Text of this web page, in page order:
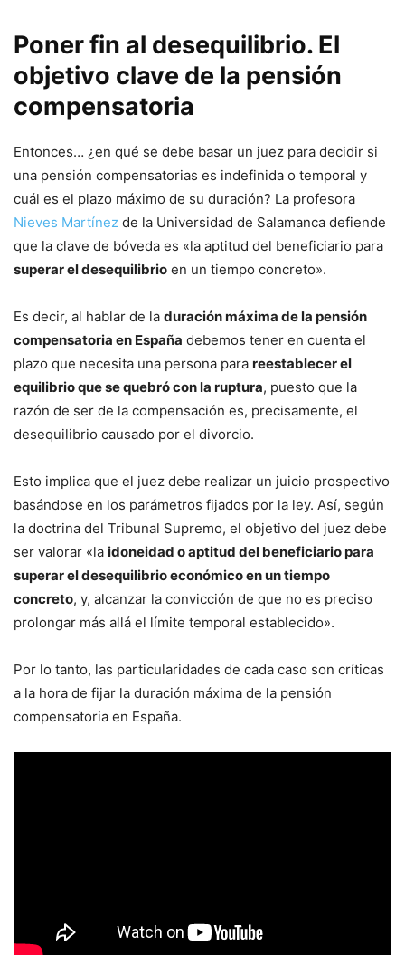
Poner fin al desequilibrio. El
objetivo clave de la pensión
compensatoria
Entonces… ¿en qué se debe basar un juez para decidir si
una pensión compensatorias es indefinida o temporal y
cuál es el plazo máximo de su duración? La profesora
Nieves Martínez de la Universidad de Salamanca defiende
que la clave de bóveda es «la aptitud del beneficiario para
superar el desequilibrio en un tiempo concreto».
Es decir, al hablar de la duración máxima de la pensión
compensatoria en España debemos tener en cuenta el
plazo que necesita una persona para reestablecer el
equilibrio que se quebró con la ruptura, puesto que la
razón de ser de la compensación es, precisamente, el
desequilibrio causado por el divorcio.
Esto implica que el juez debe realizar un juicio prospectivo
basándose en los parámetros fijados por la ley. Así, según
la doctrina del Tribunal Supremo, el objetivo del juez debe
ser valorar «la idoneidad o aptitud del beneficiario para
superar el desequilibrio económico en un tiempo
concreto, y, alcanzar la convicción de que no es preciso
prolongar más allá el límite temporal establecido».
Por lo tanto, las particularidades de cada caso son críticas
a la hora de fijar la duración máxima de la pensión
compensatoria en España.